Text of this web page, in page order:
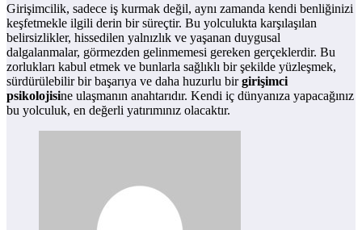
Girişimcilik, sadece iş kurmak değil, aynı zamanda kendi benliğinizi
keşfetmekle ilgili derin bir süreçtir. Bu yolculukta karşılaşılan
belirsizlikler, hissedilen yalnızlık ve yaşanan duygusal
dalgalanmalar, görmezden gelinmemesi gereken gerçeklerdir. Bu
zorlukları kabul etmek ve bunlarla sağlıklı bir şekilde yüzleşmek,
sürdürülebilir bir başarıya ve daha huzurlu birgirişimci
psikolojisine ulaşmanın anahtarıdır. Kendi iç dünyanıza yapacağınız
bu yolculuk, en değerli yatırımınız olacaktır.